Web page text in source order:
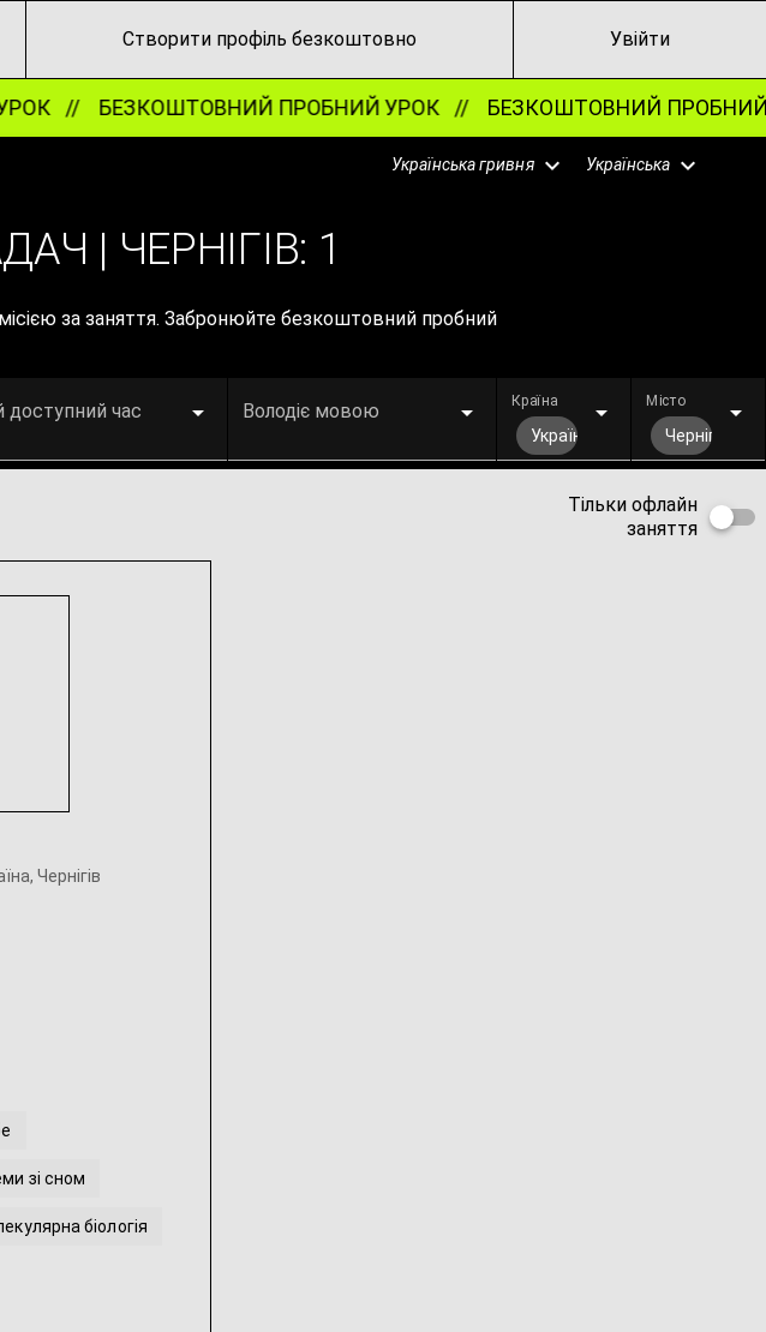
Створити профіль безкоштовно Увійти
// БЕЗКОШТОВНИЙ ПРОБНИЙ УРОК // БЕЗКОШТОВНИЙ ПРОБНИЙ
Українська гривня Українська
| ЧЕРНІГІВ: 1
за заняття. Забронюйте безкоштовний пробний
доступний час Володіє мовою Країна
Україна
Місто
Чернігів
Тільки офлайн
заняття
Чернігів
зі сном
біологія